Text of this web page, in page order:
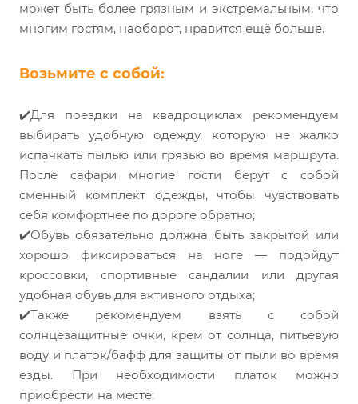
может быть более грязным и экстремальным, что
многим гостям, наоборот, нравится ещё больше.
Возьмите с собой:
✔️Для поездки на квадроциклах рекомендуем
выбирать удобную одежду, которую не жалко
испачкать пылью или грязью во время маршрута.
После сафари многие гости берут с собой
сменный комплект одежды, чтобы чувствовать
себя комфортнее по дороге обратно;
✔️Обувь обязательно должна быть закрытой или
хорошо фиксироваться на ноге — подойдут
кроссовки, спортивные сандалии или другая
удобная обувь для активного отдыха;
✔️Также рекомендуем взять с собой
солнцезащитные очки, крем от солнца, питьевую
воду и платок/бафф для защиты от пыли во время
езды. При необходимости платок можно
приобрести на месте;